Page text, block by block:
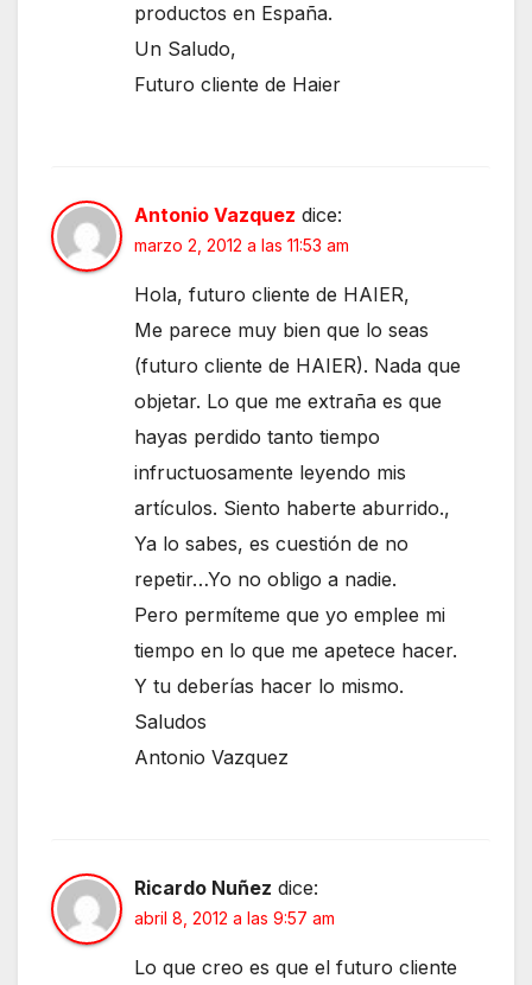
productos en España.
Un Saludo,
Futuro cliente de Haier
Antonio Vazquez dice:
marzo 2, 2012 a las 11:53 am
Hola, futuro cliente de HAIER,
Me parece muy bien que lo seas
(futuro cliente de HAIER). Nada que
objetar. Lo que me extraña es que
hayas perdido tanto tiempo
infructuosamente leyendo mis
artículos. Siento haberte aburrido.,
Ya lo sabes, es cuestión de no
repetir…Yo no obligo a nadie.
Pero permíteme que yo emplee mi
tiempo en lo que me apetece hacer.
Y tu deberías hacer lo mismo.
Saludos
Antonio Vazquez
Ricardo Nuñez dice:
abril 8, 2012 a las 9:57 am
Lo que creo es que el futuro cliente